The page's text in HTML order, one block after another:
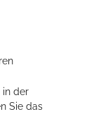
Standort für Events
in der
Sie das